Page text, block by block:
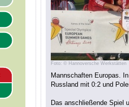
Foto: © Hannoversche Werkstätten
Mannschaften Europas.
Russland mit 0:2 und
Das anschließende Spiel